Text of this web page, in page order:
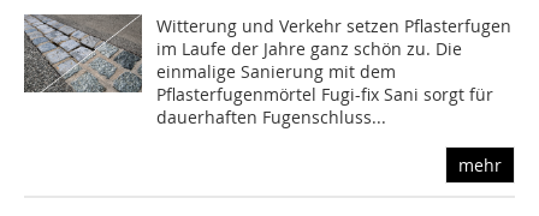
Witterung und Verkehr setzen Pflasterfugen
im Laufe der Jahre ganz schön zu. Die
einmalige Sanierung mit dem
Pflasterfugenmörtel Fugi-fix Sani sorgt für
dauerhaften Fugenschluss...
mehr